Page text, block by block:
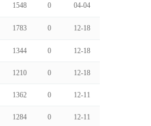
1548 0 04-04
1783 0 12-18
1344 0 12-18
1210 0 12-18
1362 0 12-11
1284 0 12-11